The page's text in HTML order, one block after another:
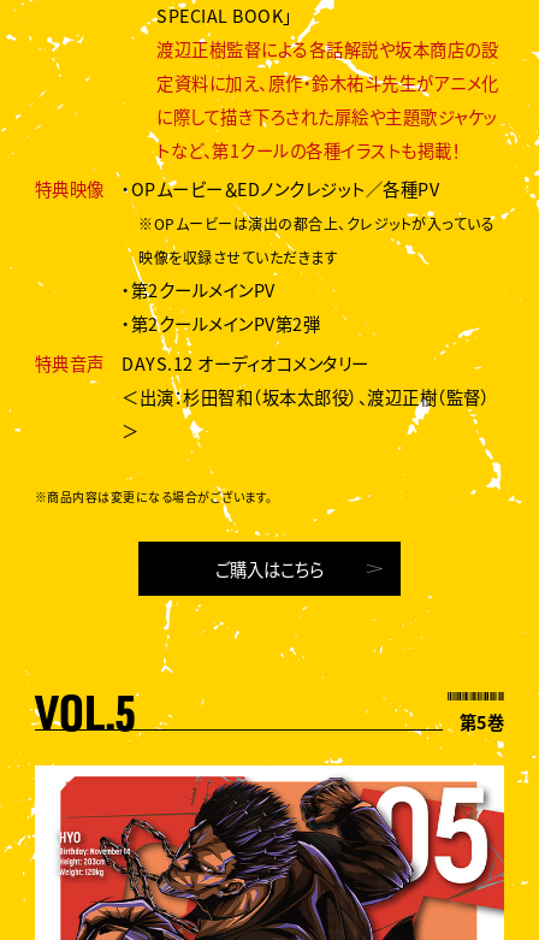
SPECIAL BOOK」
渡辺正樹監督による各話解説や坂本商店の設
定資料に加え、原作・鈴木祐斗先生がアニメ化
に際して描き下ろされた扉絵や主題歌ジャケッ
トなど、第1クールの各種イラストも掲載！
特典映像
・OPムービー＆EDノンクレジット／各種PV
※OPムービーは演出の都合上、クレジットが入っている
映像を収録させていただきます
・第2クールメインPV
・第2クールメインPV第2弾
特典音声
DAYS.12 オーディオコメンタリー
＜出演：杉田智和（坂本太郎役）、渡辺正樹（監督）
＞
※商品内容は変更になる場合がございます。
ご購入はこちら
VOL.5 第5巻